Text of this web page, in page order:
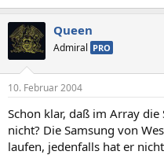
Queen
Admiral PRO
10. Februar 2004
Schon klar, daß im Array
nicht? Die Samsung von
laufen, jedenfalls hat er